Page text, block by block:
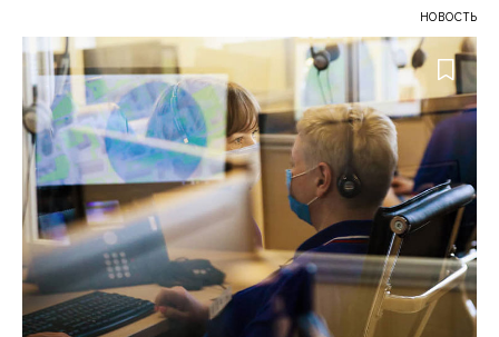
НОВОСТЬ